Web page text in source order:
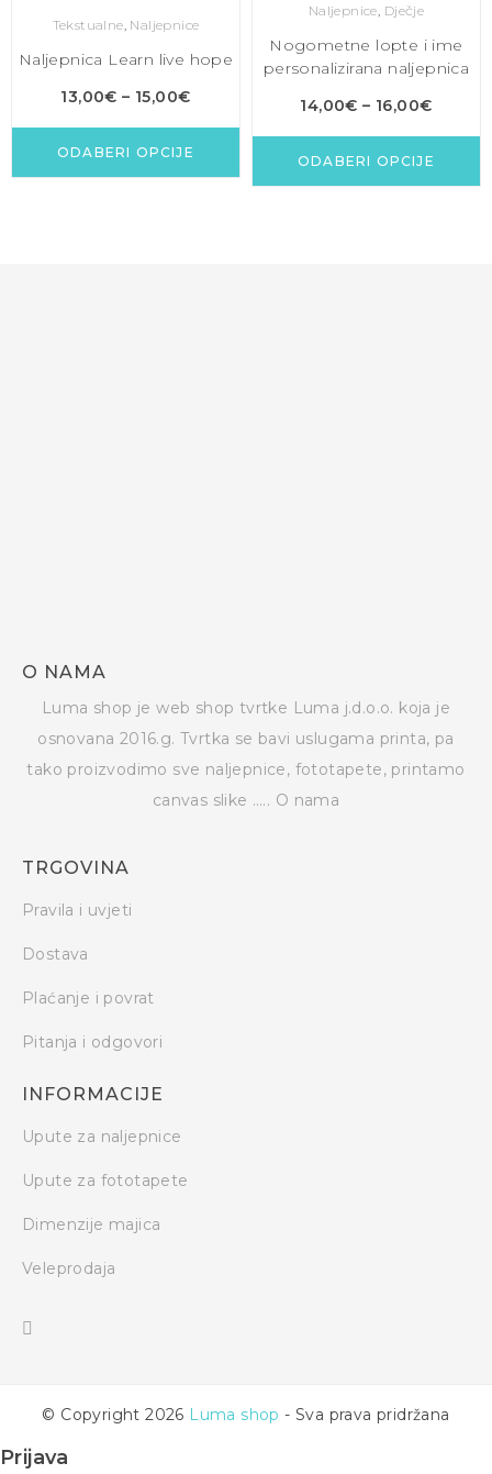
Tekstualne, Naljepnice
Naljepnica Learn live hope
13,00€ – 15,00€
ODABERI OPCIJE
Naljepnice Dječje
Nogometne lopte i ime
personalizirana naljepnica
14,00€ – 16,00€
ODABERI OPCIJE
O NAMA
Luma shop je web shop tvrtke Luma j.d.o.o. koja je
osnovana 2016.g. Tvrtka se bavi uslugama printa, pa
tako proizvodimo sve naljepnice, fototapete, printamo
canvas slike ….. O nama
TRGOVINA
Pravila i uvjeti
Dostava
Plaćanje i povrat
Pitanja i odgovori
INFORMACIJE
Upute za naljepnice
Upute za fototapete
Dimenzije majica
Veleprodaja
© Copyright 2026 Luma shop - Sva prava pridržana
Prijava